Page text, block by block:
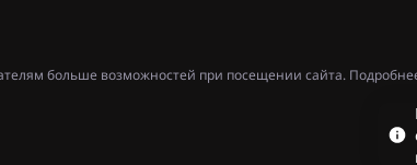
больше возможностей при посещении сайта.